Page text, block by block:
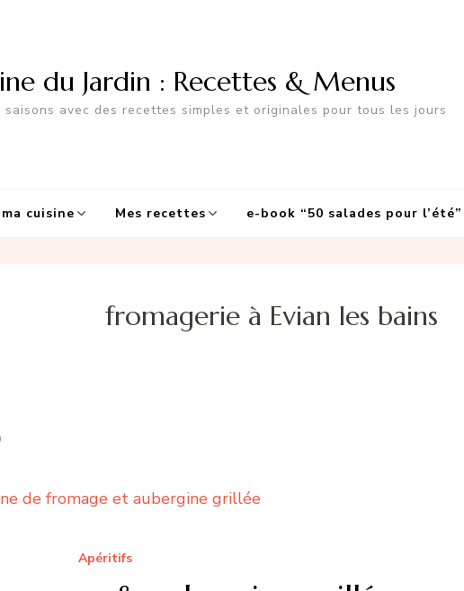
du Jardin : Recettes & Menus
saisons avec des recettes simples et originales pour tous les jours
cuisine Mes recettes e-book “50 salades pour l’été”
fromagerie à Evian les bains
Apéritifs